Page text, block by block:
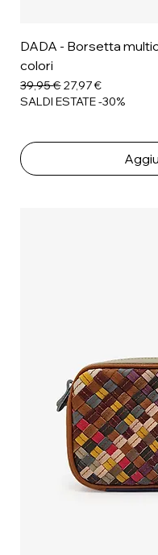
DADA - Borsetta
colori
Prezzo regolare
39,95 €Prezzo scontato
27,97 €
SALDI ESTATE -30%